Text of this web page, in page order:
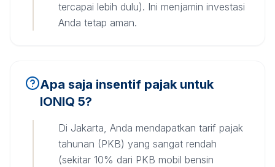
tercapai lebih dulu). Ini menjamin investasi
Anda tetap aman.
Apa saja insentif pajak untuk
IONIQ 5?
Di Jakarta, Anda mendapatkan tarif pajak
tahunan (PKB) yang sangat rendah
(sekitar 10% dari PKB mobil bensin